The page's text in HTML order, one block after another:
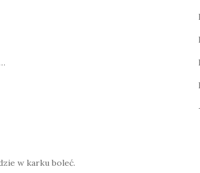
w karku boleć.